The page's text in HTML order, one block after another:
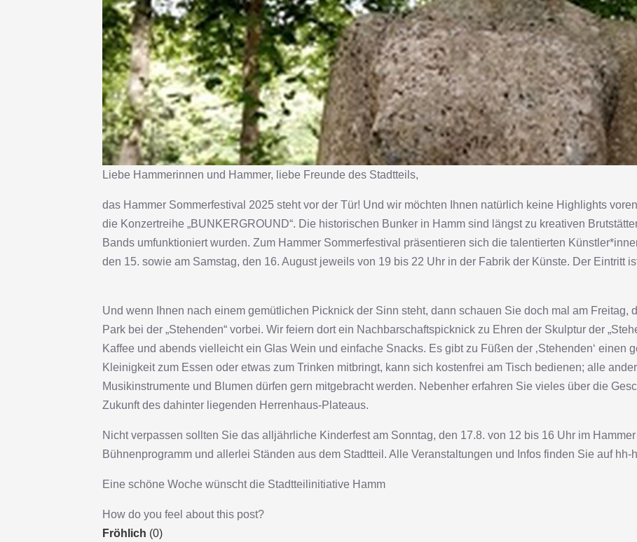
Liebe Hammerinnen und Hammer, liebe Freunde des Stadtteils,
das Hammer Sommerfestival 2025 steht vor der Tür! Und wir möchten Ihnen natürlich keine Highlights
die Konzertreihe „BUNKERGROUND“. Die historischen Bunker in Hamm sind längst zu kreativen
Bands umfunktioniert wurden. Zum Hammer Sommerfestival präsentieren sich die talentierten
den 15. sowie am Samstag, den 16. August jeweils von 19 bis 22 Uhr in der Fabrik der Künste. Der Eintritt
Und wenn Ihnen nach einem gemütlichen Picknick der Sinn steht, dann schauen Sie doch mal am Freitag,
Park bei der „Stehenden“ vorbei. Wir feiern dort ein Nachbarschaftspicknick zu Ehren der Skulptur der
Kaffee und abends vielleicht ein Glas Wein und einfache Snacks. Es gibt zu Füßen der ‚Stehenden‘ einen
Kleinigkeit zum Essen oder etwas zum Trinken mitbringt, kann sich kostenfrei am Tisch bedienen; alle
Musikinstrumente und Blumen dürfen gern mitgebracht werden. Nebenher erfahren Sie vieles über die
Zukunft des dahinter liegenden Herrenhaus-Plateaus.
Nicht verpassen sollten Sie das alljährliche Kinderfest am Sonntag, den 17.8. von 12 bis 16 Uhr im
Bühnenprogramm und allerlei Ständen aus dem Stadtteil. Alle Veranstaltungen und Infos finden Sie auf hh-
Eine schöne Woche wünscht die Stadtteilinitiative Hamm
How do you feel about this post?
Fröhlich (0)